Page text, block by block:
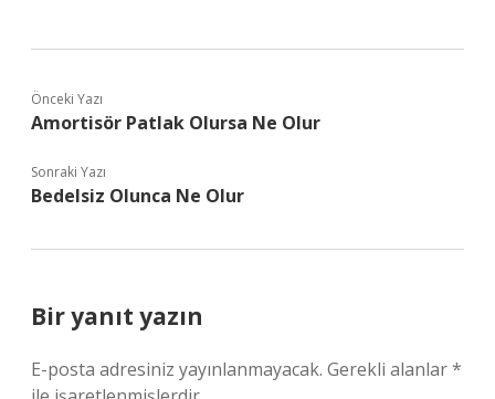
Önceki Yazı
Amortisör Patlak Olursa Ne Olur
Sonraki Yazı
Bedelsiz Olunca Ne Olur
Bir yanıt yazın
E-posta adresiniz yayınlanmayacak. Gerekli alanlar*